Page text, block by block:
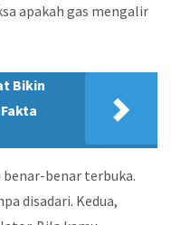
apakah gas mengalir
Bikin
benar terbuka.
disadari. Kedua,